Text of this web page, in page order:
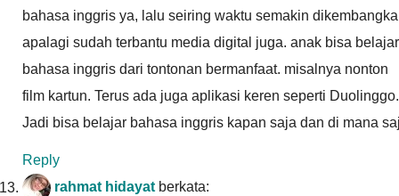
bahasa inggris ya, lalu seiring waktu semakin
apalagi sudah terbantu media digital juga. anak bisa belajar
bahasa inggris dari tontonan bermanfaat. misalnya nonton
film kartun. Terus ada juga aplikasi keren seperti Duolinggo.
Jadi bisa belajar bahasa inggris kapan saja dan di mana
Reply
rahmat hidayat berkata: